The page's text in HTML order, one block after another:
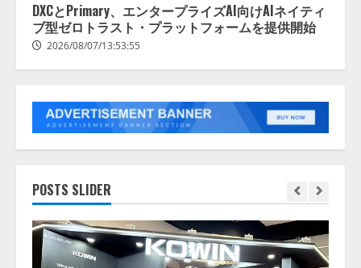
DXCとPrimary、エンタープライズAI向けAIネイティ
ブ型ゼロトラスト・プラットフォームを提供開始
2026/08/07/13:53:55
POSTS SLIDER